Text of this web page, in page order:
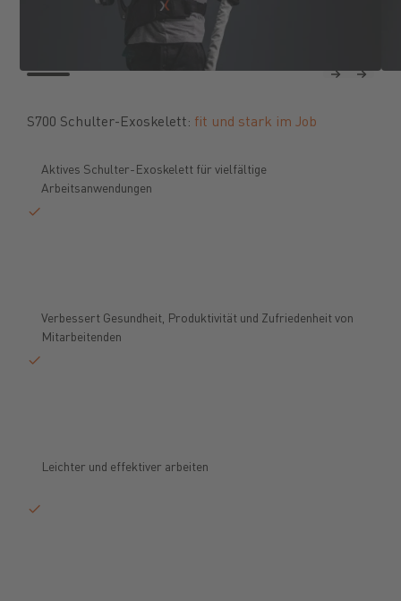
S700 Schulter-Exoskelett: fit und stark im Job
Aktives Schulter-Exoskelett für vielfältige
Arbeitsanwendungen
Verbessert Gesundheit, Produktivität und Zufriedenheit von
Mitarbeitenden
Leichter und effektiver arbeiten